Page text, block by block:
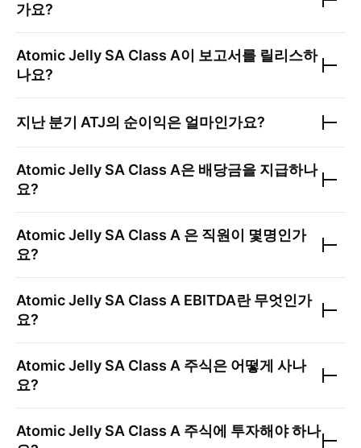
가요?
Atomic Jelly SA Class A이 보고서를 릴리스하
나요?
지난 분기 ATJ의 순이익은 얼마인가요?
Atomic Jelly SA Class A은 배당금을 지급하나
요?
Atomic Jelly SA Class A 은 직원이 몇명인가
요?
Atomic Jelly SA Class A EBITDA란 무엇인가
요?
Atomic Jelly SA Class A 주식은 어떻게 사나
요?
Atomic Jelly SA Class A 주식에 투자해야 하나